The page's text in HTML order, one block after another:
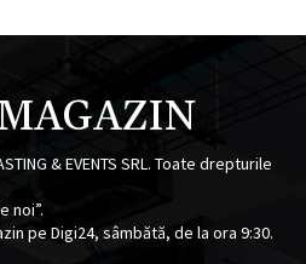
& EVENTS SRL. Toate drepturile
noi”.
pe Digi24, sâmbătă, de la ora 9:30.